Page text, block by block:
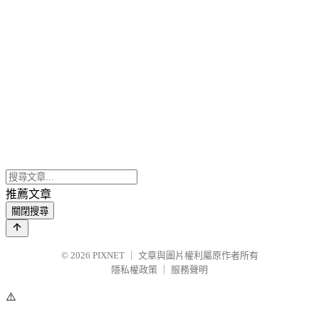
推薦文章
關閉搜尋
© 2026 PIXNET
文章與圖片權利屬原作者所有
隱私權政策
服務聲明
⚠️